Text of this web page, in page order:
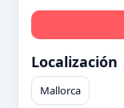
Localización
Mallorca